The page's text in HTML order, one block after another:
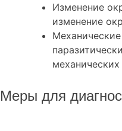
Изменение
изменение
Меры для